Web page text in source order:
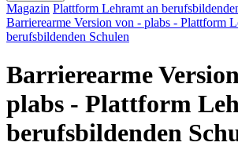
Magazin Plattform Lehramt an
Barrierearme Version von - plabs - Plattform
berufsbildenden Schulen
Barrierearme
plabs - Plattform
berufsbildenden